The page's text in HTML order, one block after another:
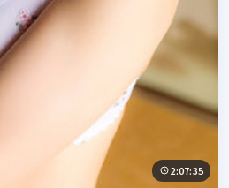
2:07:35